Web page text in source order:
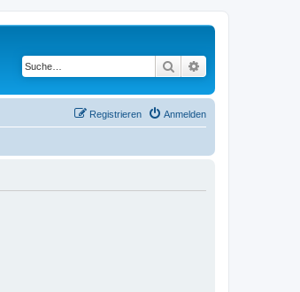
Suche
Anmelden
Registrieren